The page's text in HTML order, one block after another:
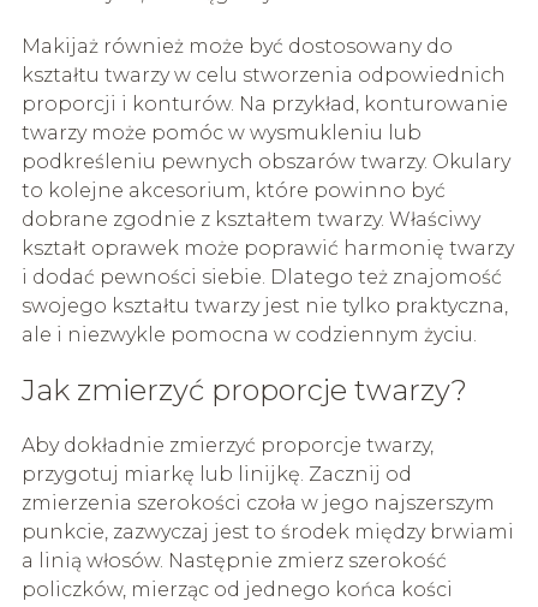
Makijaż również może być dostosowany do
kształtu twarzy w celu stworzenia odpowiednich
proporcji i konturów. Na przykład, konturowanie
twarzy może pomóc w wysmukleniu lub
podkreśleniu pewnych obszarów twarzy. Okulary
to kolejne akcesorium, które powinno być
dobrane zgodnie z kształtem twarzy. Właściwy
kształt oprawek może poprawić harmonię twarzy
i dodać pewności siebie. Dlatego też znajomość
swojego kształtu twarzy jest nie tylko praktyczna,
ale i niezwykle pomocna w codziennym życiu.
Jak zmierzyć proporcje twarzy?
Aby dokładnie zmierzyć proporcje twarzy,
przygotuj miarkę lub linijkę. Zacznij od
zmierzenia szerokości czoła w jego najszerszym
punkcie, zazwyczaj jest to środek między brwiami
a linią włosów. Następnie zmierz szerokość
policzków, mierząc od jednego końca kości